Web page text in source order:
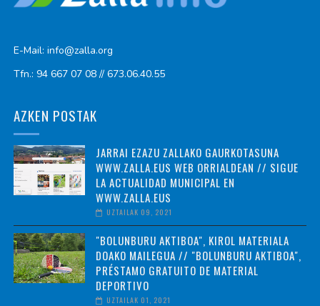
E-Mail: info@zalla.org
Tfn.: 94 667 07 08 // 673.06.40.55
AZKEN POSTAK
JARRAI EZAZU ZALLAKO GAURKOTASUNA
WWW.ZALLA.EUS WEB ORRIALDEAN // SIGUE
LA ACTUALIDAD MUNICIPAL EN
WWW.ZALLA.EUS
UZTAILAK 09, 2021
"BOLUNBURU AKTIBOA", KIROL MATERIALA
DOAKO MAILEGUA // "BOLUNBURU AKTIBOA",
PRÉSTAMO GRATUITO DE MATERIAL
DEPORTIVO
UZTAILAK 01, 2021